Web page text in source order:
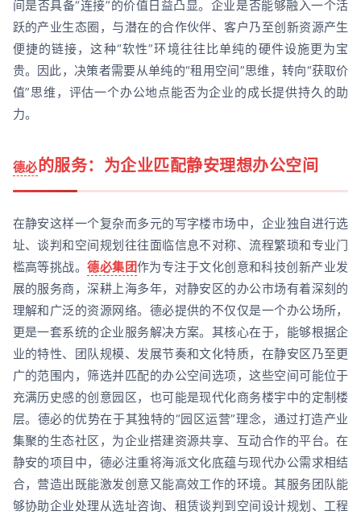
间是否具备“连接”的价值日益凸显。企业是否能够融入一个活
跃的产业生态圈，与潜在的合作伙伴、客户乃至创新资源产生
便捷的链接，这种“软性”环境往往比单纯的硬件设施更为宝
贵。因此，决策者需要从单纯的“租用空间”思维，转向“获取价
值”思维，评估一个办公地点能否为企业的成长提供持久的助
力。
德必 的服务：为企业匹配静安理想办公空间
在静安这样一个复杂而多元的写字楼市场中，企业独自进行选
址、谈判和空间规划往往面临信息不对称、流程繁琐和专业门
槛高等挑战。德必集团作为专注于文化创意和科技创新产业发
展的服务商，深耕上海多年，对静安区的办公市场有着深刻的
理解和广泛的资源网络。德必提供的不仅仅是一个办公场所，
更是一套系统的企业服务解决方案。其核心在于，能够根据企
业的特性、团队规模、发展节奏和文化特质，在静安区乃至更
广的范围内，筛选并匹配的办公空间选项，这些空间可能位于
充满历史感的创意园区，也可能是现代化商务楼宇中的定制楼
层。德必的优势在于其独特的“园区运营”理念，通过打造产业
集聚的生态社区，为企业搭建资源共享、互动合作的平台。在
静安的项目中，德必注重将海派文化底蕴与现代办公需求相结
合，营造出既能激发创意又能高效工作的环境。其服务团队能
够协助企业处理从选址咨询、租赁谈判到空间设计规划、工程